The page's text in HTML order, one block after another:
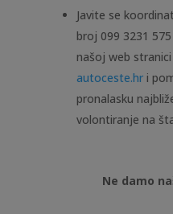
Javite se
broj 099 3231 575
našoj web stranici
autoceste.hr i
pronalasku
volontiranje na
Ne damo